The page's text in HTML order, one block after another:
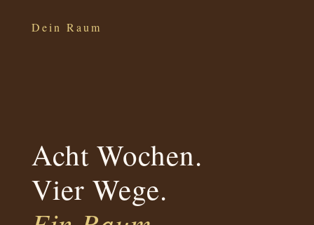
Dein Raum
Acht Wochen.
Vier Wege.